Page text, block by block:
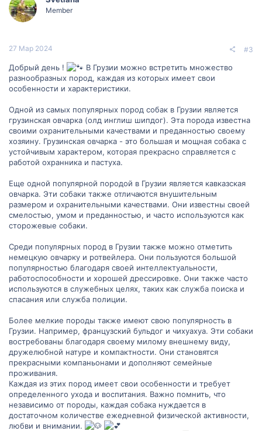
Member
27 Мар 2024 #3
Добрый день !
В Грузии можно встретить множество
разнообразных пород, каждая из которых имеет свои
особенности и характеристики.
Одной из самых популярных пород собак в Грузии является
грузинская овчарка (олд инглиш шипдог). Эта порода известна
своими охранительными качествами и преданностью своему
хозяину. Грузинская овчарка - это большая и мощная собака с
устойчивым характером, которая прекрасно справляется с
работой охранника и пастуха.
Еще одной популярной породой в Грузии является кавказская
овчарка. Эти собаки также отличаются внушительным
размером и охранительными качествами. Они известны своей
смелостью, умом и преданностью, и часто используются как
сторожевые собаки.
Среди популярных пород в Грузии также можно отметить
немецкую овчарку и ротвейлера. Они пользуются большой
популярностью благодаря своей интеллектуальности,
работоспособности и хорошей дрессировке. Они также часто
используются в служебных целях, таких как служба поиска и
спасания или служба полиции.
Более мелкие породы также имеют свою популярность в
Грузии. Например, французский бульдог и чихуахуа. Эти собаки
востребованы благодаря своему милому внешнему виду,
дружелюбной натуре и компактности. Они становятся
прекрасными компаньонами и дополняют семейные
проживания.
Каждая из этих пород имеет свои особенности и требует
определенного ухода и воспитания. Важно помнить, что
независимо от породы, каждая собака нуждается в
достаточном количестве ежедневной физической активности,
любви и внимании.